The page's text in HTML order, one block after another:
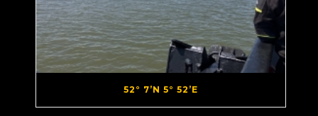
52° 7’N 5° 52’E